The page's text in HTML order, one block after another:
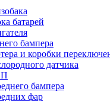
батарей
бампера
и коробки
датчика
бампера
фар